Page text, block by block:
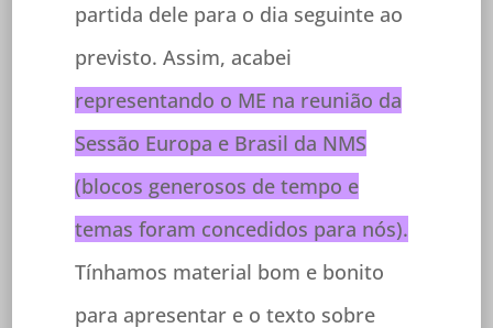
partida dele para o dia seguinte ao
previsto. Assim, acabei
representando o ME na reunião da
Sessão Europa e Brasil da NMS
(blocos generosos de tempo e
temas foram concedidos para nós).
Tínhamos material bom e bonito
para apresentar e o texto sobre